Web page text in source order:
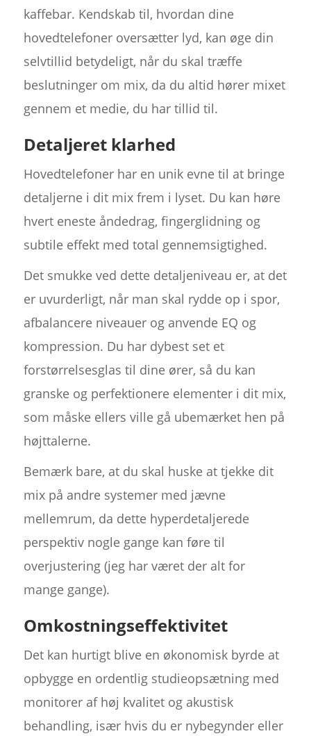
kaffebar. Kendskab til, hvordan dine
hovedtelefoner oversætter lyd, kan øge din
selvtillid betydeligt, når du skal træffe
beslutninger om mix, da du altid hører mixet
gennem et medie, du har tillid til.
Detaljeret klarhed
Hovedtelefoner har en unik evne til at bringe
detaljerne i dit mix frem i lyset. Du kan høre
hvert eneste åndedrag, fingerglidning og
subtile effekt med total gennemsigtighed.
Det smukke ved dette detaljeniveau er, at det
er uvurderligt, når man skal rydde op i spor,
afbalancere niveauer og anvende EQ og
kompression. Du har dybest set et
forstørrelsesglas til dine ører, så du kan
granske og perfektionere elementer i dit mix,
som måske ellers ville gå ubemærket hen på
højttalerne.
Bemærk bare, at du skal huske at tjekke dit
mix på andre systemer med jævne
mellemrum, da dette hyperdetaljerede
perspektiv nogle gange kan føre til
overjustering (jeg har været der alt for
mange gange).
Omkostningseffektivitet
Det kan hurtigt blive en økonomisk byrde at
opbygge en ordentlig studieopsætning med
monitorer af høj kvalitet og akustisk
behandling, især hvis du er nybegynder eller